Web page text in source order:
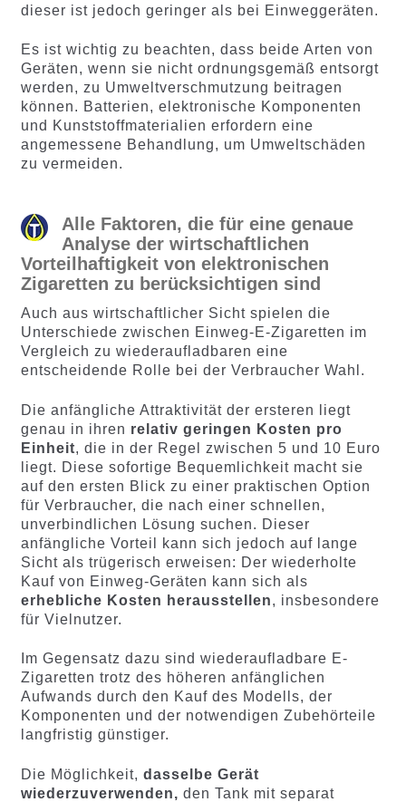
dieser ist jedoch geringer als bei Einweggeräten.
Es ist wichtig zu beachten, dass beide Arten von
Geräten, wenn sie nicht ordnungsgemäß entsorgt
werden, zu Umweltverschmutzung beitragen
können. Batterien, elektronische Komponenten
und Kunststoffmaterialien erfordern eine
angemessene Behandlung, um Umweltschäden
zu vermeiden.
Alle Faktoren, die für eine genaue
Analyse der wirtschaftlichen
Vorteilhaftigkeit von elektronischen
Zigaretten zu berücksichtigen sind
Auch aus wirtschaftlicher Sicht spielen die
Unterschiede zwischen Einweg-E-Zigaretten im
Vergleich zu wiederaufladbaren eine
entscheidende Rolle bei der Verbraucher Wahl.
Die anfängliche Attraktivität der ersteren liegt
genau in ihren relativ geringen Kosten pro
Einheit, die in der Regel zwischen 5 und 10 Euro
liegt. Diese sofortige Bequemlichkeit macht sie
auf den ersten Blick zu einer praktischen Option
für Verbraucher, die nach einer schnellen,
unverbindlichen Lösung suchen. Dieser
anfängliche Vorteil kann sich jedoch auf lange
Sicht als trügerisch erweisen: Der wiederholte
Kauf von Einweg-Geräten kann sich als
erhebliche Kosten herausstellen, insbesondere
für Vielnutzer.
Im Gegensatz dazu sind wiederaufladbare E-
Zigaretten trotz des höheren anfänglichen
Aufwands durch den Kauf des Modells, der
Komponenten und der notwendigen Zubehörteile
langfristig günstiger.
Die Möglichkeit, dasselbe Gerät
wiederzuverwenden, den Tank mit separat